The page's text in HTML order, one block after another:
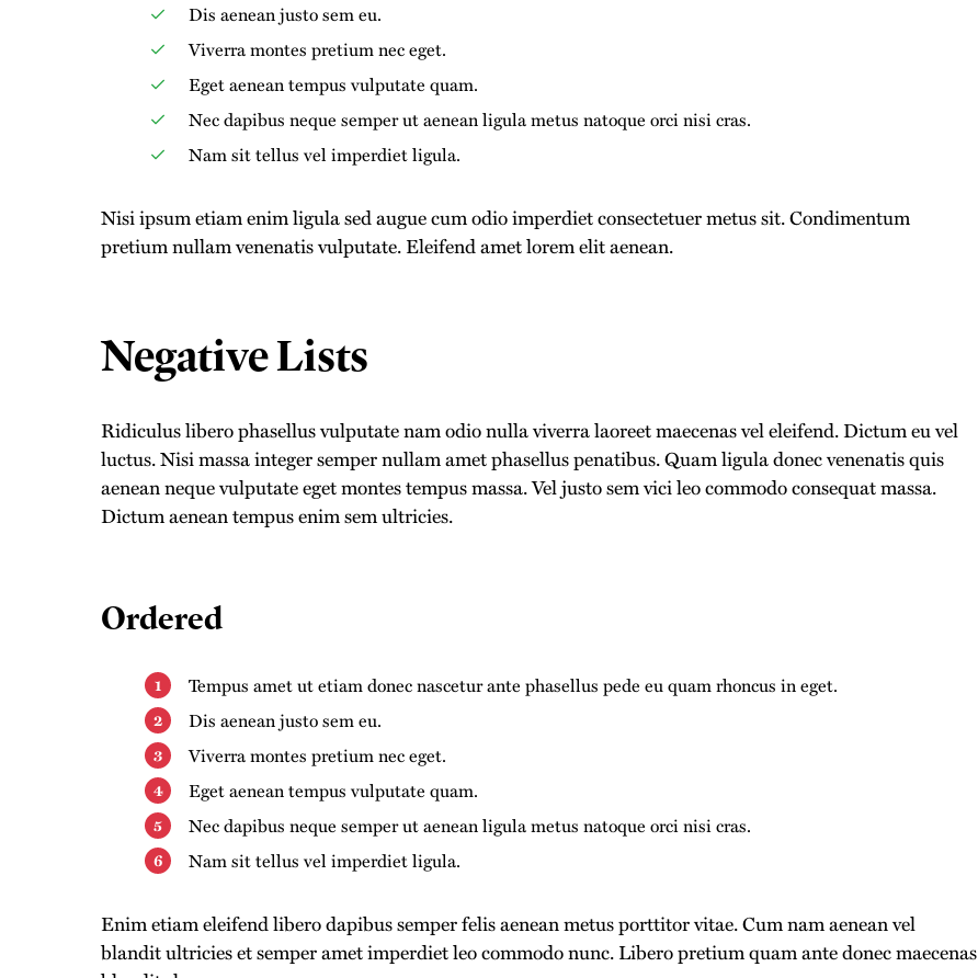
Dis aenean justo sem eu.
Viverra montes pretium nec eget.
Eget aenean tempus vulputate quam.
Nec dapibus neque semper ut aenean ligula metus natoque orci nisi cras.
Nam sit tellus vel imperdiet ligula.
Nisi ipsum etiam enim ligula sed augue cum odio imperdiet consectetuer metus sit. Condimentum
pretium nullam venenatis vulputate. Eleifend amet lorem elit aenean.
Negative Lists
Ridiculus libero phasellus vulputate nam odio nulla viverra laoreet maecenas vel eleifend. Dictum eu vel
luctus. Nisi massa integer semper nullam amet phasellus penatibus. Quam ligula donec venenatis quis
aenean neque vulputate eget montes tempus massa. Vel justo sem vici leo commodo consequat massa.
Dictum aenean tempus enim sem ultricies.
Ordered
Tempus amet ut etiam donec nascetur ante phasellus pede eu quam rhoncus in eget.
Dis aenean justo sem eu.
Viverra montes pretium nec eget.
Eget aenean tempus vulputate quam.
Nec dapibus neque semper ut aenean ligula metus natoque orci nisi cras.
Nam sit tellus vel imperdiet ligula.
Enim etiam eleifend libero dapibus semper felis aenean metus porttitor vitae. Cum nam aenean vel
blandit ultricies et semper amet imperdiet leo commodo nunc. Libero pretium quam ante donec maecenas